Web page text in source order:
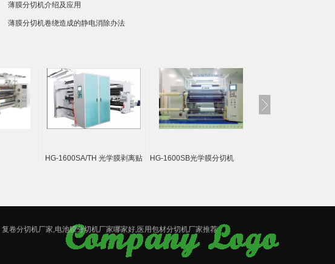
薄膜分切机介绍及应用
薄膜分切机卷绕造成的静电消除办法
HG-1600SA/TH 光学膜剥离贴
HG-1600SB光学膜分切机
HG-2700SF/H伺服控制高速分
复卷分切机厂家,电池膜分切机厂家哪家好,医用包材分切机厂家推荐